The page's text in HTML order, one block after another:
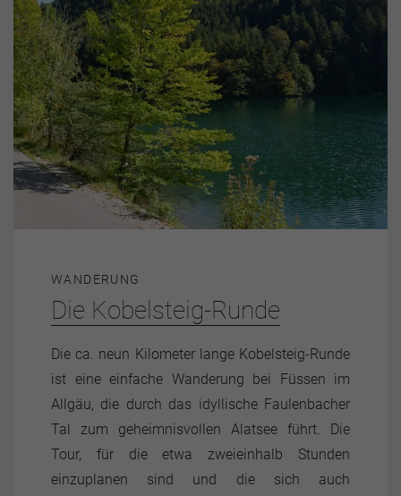
WANDERUNG
Die Kobelsteig-Runde
Die ca. neun Kilometer lange Kobelsteig-Runde
ist eine einfache Wanderung bei Füssen im
Allgäu, die durch das idyllische Faulenbacher
Tal zum geheimnisvollen Alatsee führt. Die
Tour, für die etwa zweieinhalb Stunden
einzuplanen sind und die sich auch